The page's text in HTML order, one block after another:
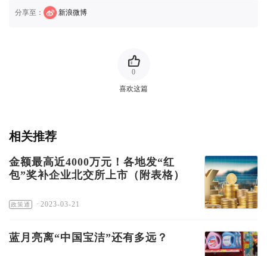
分享至： 新浪微博
喜欢这篇
0
相关推荐
金额最高近4000万元！各地发“红
包”奖补企业北交所上市（附表格）
政策通 · 2023-03-21
蓝月亮离“中国宝洁”还有多远？